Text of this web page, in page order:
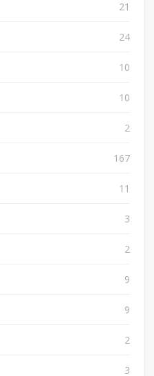
21
24
10
10
2
167
11
3
2
9
9
2
3